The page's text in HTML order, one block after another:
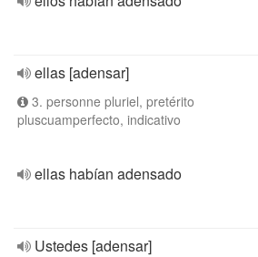
ellas [adensar]
3. personne pluriel, pretérito
pluscuamperfecto, indicativo
ellas habían adensado
Ustedes [adensar]